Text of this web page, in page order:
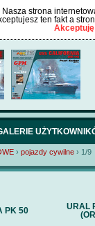
Nasza strona
ten fakt a
› pojazdy cywilne › 1/9
PK 50
URAL